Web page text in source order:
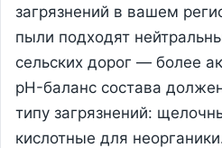
загрязнений в вашем
пыли подходят
сельских дорог — более
pH-баланс состава
типу загрязнений:
кислотные для